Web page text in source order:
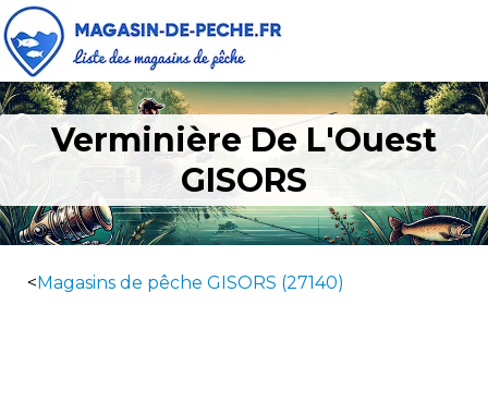
Verminière De L'Ouest
GISORS
<Magasins de pêche GISORS (27140)